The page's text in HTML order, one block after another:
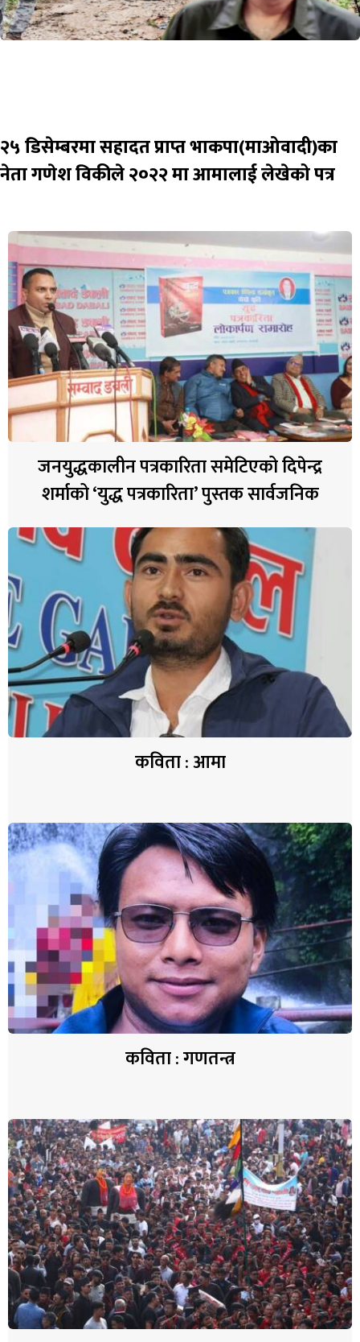
२५ डिसेम्बरमा सहादत प्राप्त भाकपा(माओवादी)का
नेता गणेश विकीले २०२२ मा आमालाई लेखेको पत्र
जनयुद्धकालीन पत्रकारिता समेटिएको दिपेन्द्र
शर्माको ‘युद्ध पत्रकारिता’ पुस्तक सार्वजनिक
कविता : आमा
कविता : गणतन्त्र